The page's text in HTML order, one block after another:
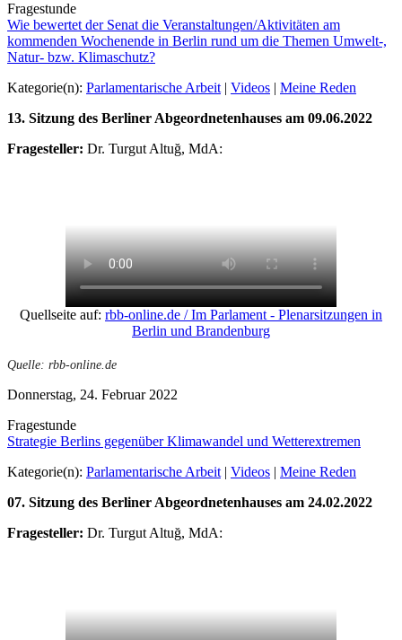
Fragestunde
Wie bewertet der Senat die Veranstaltungen/Aktivitäten am
kommenden Wochenende in Berlin rund um die Themen Umwelt-,
Natur- bzw. Klimaschutz?
Kategorie(n): Parlamentarische Arbeit | Videos | Meine Reden
13. Sitzung des Berliner Abgeordnetenhauses am 09.06.2022
Fragesteller: Dr. Turgut Altuğ, MdA:
Quellseite auf: rbb-online.de / Im Parlament - Plenarsitzungen in
Berlin und Brandenburg
Quelle: rbb-online.de
Donnerstag, 24. Februar 2022
Fragestunde
Strategie Berlins gegenüber Klimawandel und Wetterextremen
Kategorie(n): Parlamentarische Arbeit | Videos | Meine Reden
07. Sitzung des Berliner Abgeordnetenhauses am 24.02.2022
Fragesteller: Dr. Turgut Altuğ, MdA: